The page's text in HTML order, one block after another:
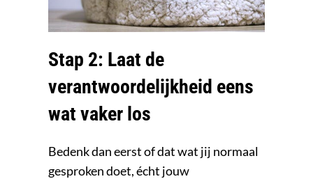
Stap 2: Laat de
verantwoordelijkheid eens
wat vaker los
Bedenk dan eerst of dat wat jij normaal
gesproken doet, écht jouw